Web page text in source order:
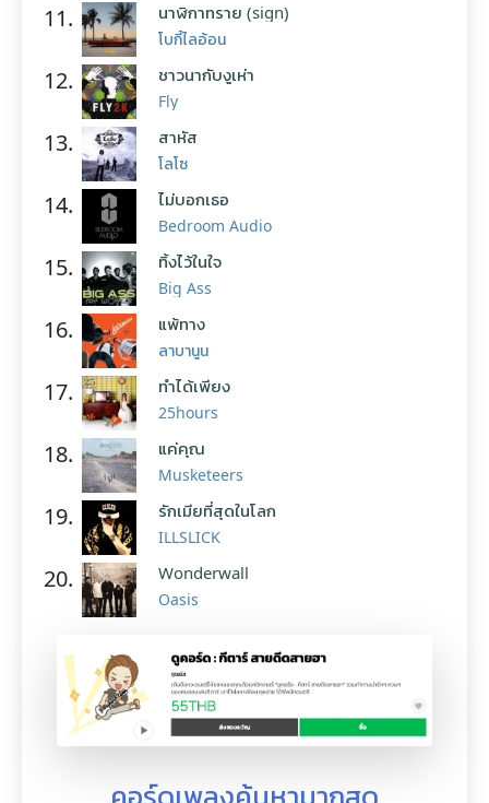
11. นาฬิกาทราย (sign)
โบกี้ไลอ้อน
12. ชาวนากับงูเห่า
Fly
13. สาหัส
โลโซ
14. ไม่บอกเธอ
Bedroom Audio
15. ทิ้งไว้ในใจ
Big Ass
16. แพ้ทาง
ลาบานูน
17. ทำได้เพียง
25hours
18. แค่คุณ
Musketeers
19. รักเมียที่สุดในโลก
ILLSLICK
20. Wonderwall
Oasis
คอร์ดเพลงค้นหามากสุด